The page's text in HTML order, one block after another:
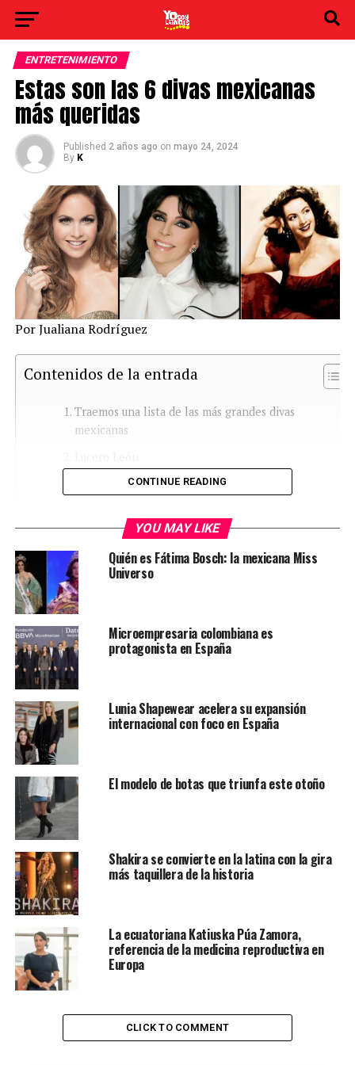
ENTRETENIMIENTO
Estas son las 6 divas mexicanas
más queridas
Published 2 años ago on mayo 24, 2024
By K
Por Jualiana Rodríguez
Contenidos de la entrada
Traemos una lista de las más grandes divas
mexicanas
María Felix
Paulina Rubio
Thalía
Traemos una lista de las más
grandes divas mexicanas
Lucero León
CONTINUE READING
YOU MAY LIKE
Quién es Fátima Bosch: la mexicana Miss
Universo
Microempresaria colombiana es
protagonista en España
Lunia Shapewear acelera su expansión
internacional con foco en España
El modelo de botas que triunfa este otoño
Shakira se convierte en la latina con la gira
más taquillera de la historia
La ecuatoriana Katiuska Púa Zamora,
referencia de la medicina reproductiva en
Europa
CLICK TO COMMENT